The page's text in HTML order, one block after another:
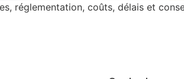
réglementation, coûts, délais et